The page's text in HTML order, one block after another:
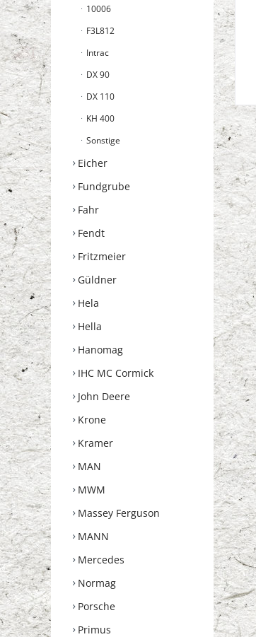
10006
F3L812
Intrac
DX 90
DX 110
KH 400
Sonstige
Eicher
Fundgrube
Fahr
Fendt
Fritzmeier
Güldner
Hela
Hella
Hanomag
IHC MC Cormick
John Deere
Krone
Kramer
MAN
MWM
Massey Ferguson
MANN
Mercedes
Normag
Porsche
Primus